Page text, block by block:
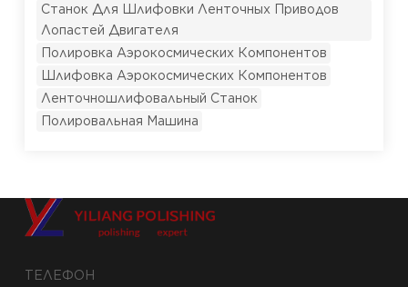
требований к качеству поверхности,
жестких допусков по размерам и
критически важных стандартов
безопасности для этих деталей требуется
специализированное оборудование, а не
универсальные инструменты,
разработанных специально для обработки
поверхности лопаток авиационных
компонентов: Лопасть авиационного
Станок Для Шлифовки Ленточных Приводов
Лопастей Двигателя
Полировка Аэрокосмических Компонентов
Шлифовка Аэрокосмических Компонентов
Ленточношлифовальный Станок
Полировальная Машина
ТЕЛЕФОН